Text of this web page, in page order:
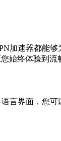
加速器都能够
始终体验到流
言界面，您可